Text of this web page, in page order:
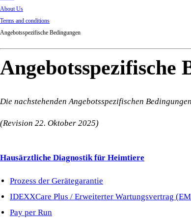
About Us
Terms and conditions
Angebotsspezifische Bedingungen
Angebotsspezifische
Die nachstehenden Angebotsspezifischen
(Revision 22. Oktober 2025)
Hausärztliche Diagnostik für Heimtiere
Prozess der Gerätegarantie
IDEXXCare Plus / Erweiterter Wartungsvertrag
Pay per Run